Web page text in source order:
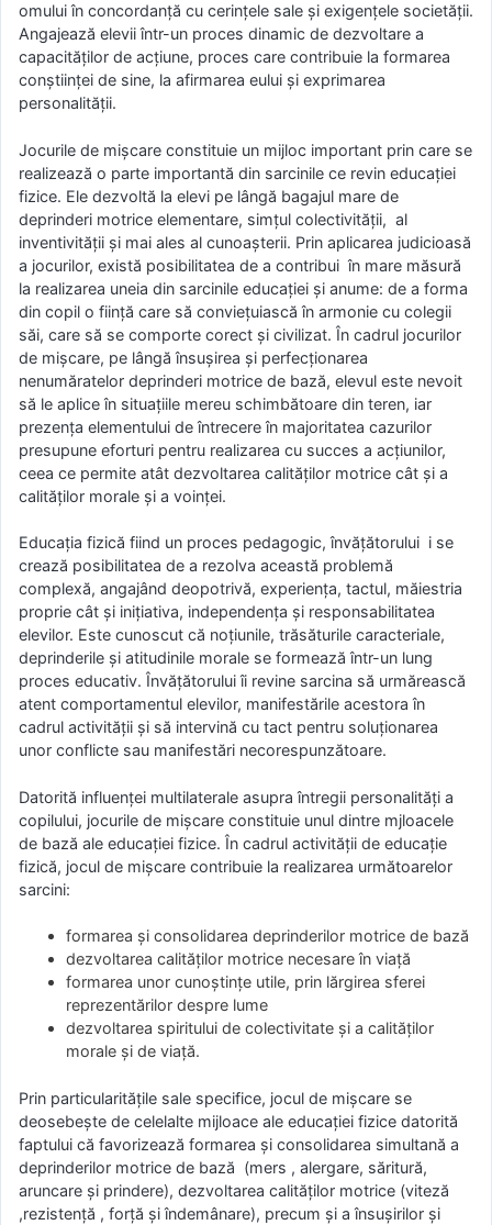
omului în concordanţă cu cerinţele sale şi exigenţele societăţii.
Angajează elevii într-un proces dinamic de dezvoltare a
capacităţilor de acţiune, proces care contribuie la formarea
conştiinţei de sine, la afirmarea eului şi exprimarea
personalităţii.
Jocurile de mişcare constituie un mijloc important prin care se
realizează o parte importantă din sarcinile ce revin educaţiei
fizice. Ele dezvoltă la elevi pe lângă bagajul mare de
deprinderi motrice elementare, simţul colectivităţii, al
inventivităţii şi mai ales al cunoaşterii. Prin aplicarea judicioasă
a jocurilor, există posibilitatea de a contribui în mare măsură
la realizarea uneia din sarcinile educaţiei şi anume: de a forma
din copil o fiinţă care să convieţuiască în armonie cu colegii
săi, care să se comporte corect şi civilizat. În cadrul jocurilor
de mişcare, pe lângă însuşirea şi perfecţionarea
nenumăratelor deprinderi motrice de bază, elevul este nevoit
să le aplice în situaţiile mereu schimbătoare din teren, iar
prezenţa elementului de întrecere în majoritatea cazurilor
presupune eforturi pentru realizarea cu succes a acţiunilor,
ceea ce permite atât dezvoltarea calităţilor motrice cât şi a
calităţilor morale şi a voinţei.
Educaţia fizică fiind un proces pedagogic, învăţătorului i se
crează posibilitatea de a rezolva această problemă
complexă, angajând deopotrivă, experienţa, tactul, măiestria
proprie cât şi iniţiativa, independenţa şi responsabilitatea
elevilor. Este cunoscut că noţiunile, trăsăturile caracteriale,
deprinderile şi atitudinile morale se formează într-un lung
proces educativ. Învăţătorului îi revine sarcina să urmărească
atent comportamentul elevilor, manifestările acestora în
cadrul activităţii şi să intervină cu tact pentru soluţionarea
unor conflicte sau manifestări necorespunzătoare.
Datorită influenţei multilaterale asupra întregii personalităţi a
copilului, jocurile de mişcare constituie unul dintre mjloacele
de bază ale educaţiei fizice. În cadrul activităţii de educaţie
fizică, jocul de mişcare contribuie la realizarea următoarelor
sarcini:
formarea şi consolidarea deprinderilor motrice de bază
dezvoltarea calităţilor motrice necesare în viaţă
formarea unor cunoştinţe utile, prin lărgirea sferei
reprezentărilor despre lume
dezvoltarea spiritului de colectivitate şi a calităţilor
morale şi de viaţă.
Prin particularităţile sale specifice, jocul de mişcare se
deosebeşte de celelalte mijloace ale educaţiei fizice datorită
faptului că favorizează formarea şi consolidarea simultană a
deprinderilor motrice de bază (mers , alergare, săritură,
aruncare şi prindere), dezvoltarea calităţilor motrice (viteză
,rezistenţă , forţă şi îndemânare), precum şi a însuşirilor şi